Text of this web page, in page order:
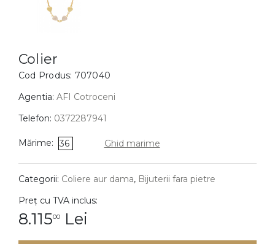
BIJUTERII COPII
Cercei
Bratari
Coliere
Lanturi
Pandantive
DIAMANTE Vezi toate
Cercei
Colier
Cod Produs: 707040
Agentia: AFI Cotroceni
Telefon: 0372287941
Mărime: 36 Ghid marime
Categorii: Coliere aur dama, Bijuterii fara pietre
Preț cu TVA inclus:
8.11500 Lei